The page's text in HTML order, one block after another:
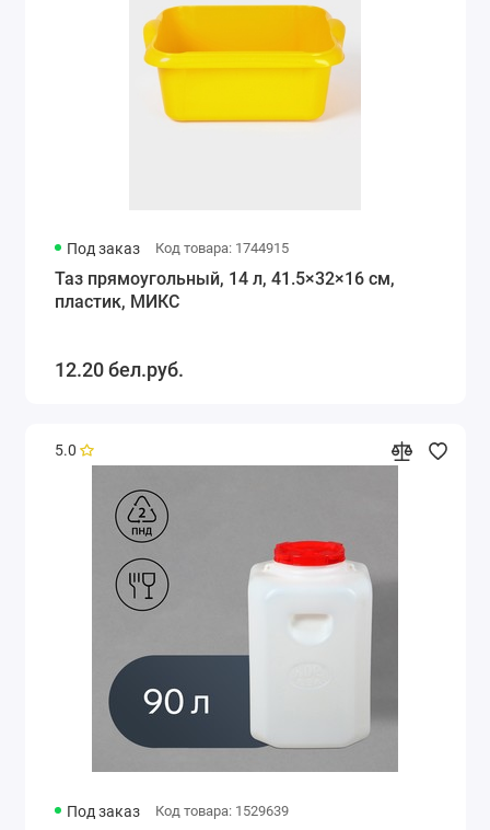
Под заказ Код товара: 1744915
Таз прямоугольный, 14 л, 41.5×32×16 см,
пластик, МИКС
12.20 бел.руб.
5.0
Под заказ Код товара: 1529639